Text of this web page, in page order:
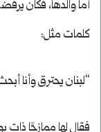
أما والدها، فكان
كلمات مثل:
“لبنان يحترق وأنا
فقال لها ممازحًا